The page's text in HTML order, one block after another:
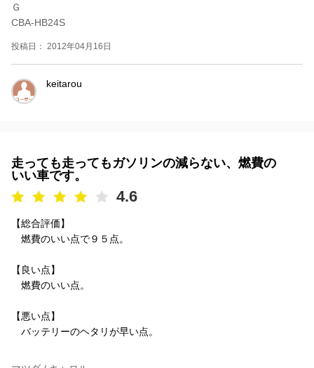
Ｇ
CBA-HB24S
投稿日： 2012年04月16日
keitarou
走っても走ってもガソリンの減らない、燃費の
いい車です。
4.6
【総合評価】
燃費のいい点で９５点。
【良い点】
燃費のいい点。
【悪い点】
バッテリーのヘタリが早い点。